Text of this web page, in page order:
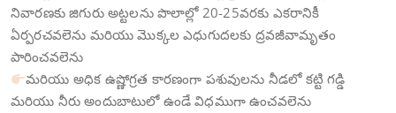
నివారణకు జిగురు అట్టలను పొలాల్లో 20-25వరకు ఎకరానికీ
ఏర్పరచవలెను మరియు మొక్కల ఎధుగుదలకు ద్రవజీవామృతం
పారించవలెను
మరియు అధిక ఉష్ణోగ్రత కారణంగా పశువులను నీడలో కట్టి గడ్డి
మరియు నీరు అందుబాటులో ఉండే విధముగా ఉంచవలెను